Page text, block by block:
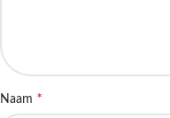
Naam *